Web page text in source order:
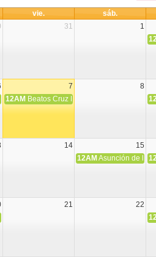
vie. sáb.
31 1
7 8
del Señor
12AM Beatos Cruz Laplana, obispo, y
14 15
12AM Asunción de la
21 22